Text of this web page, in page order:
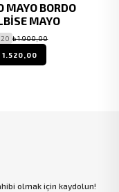
MAYO BORDO
MAYO
20 ₺ 1.900,00
1.520,00
olmak için kaydolun!